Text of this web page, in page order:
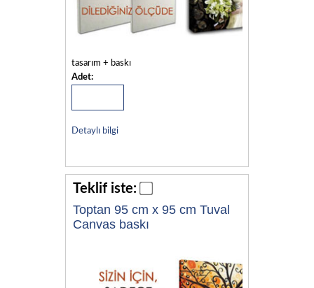
tasarım + baskı
Adet:
Detaylı bilgi
Teklif iste:
Toptan 95 cm x 95 cm Tuval
Canvas baskı